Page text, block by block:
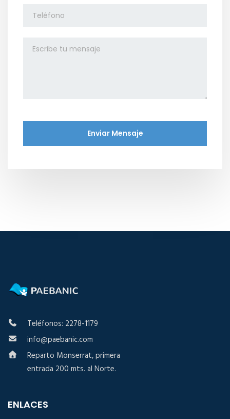
Teléfonos: 2278-1179
info@paebanic.com
Reparto Monserrat, primera
entrada 200 mts. al Norte.
ENLACES